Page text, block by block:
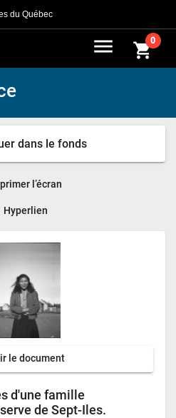
du Québec
menu shopping_cart0
dans le fonds
l’écran
Hyperlien
le document
d'une famille
de Sept-Iles.